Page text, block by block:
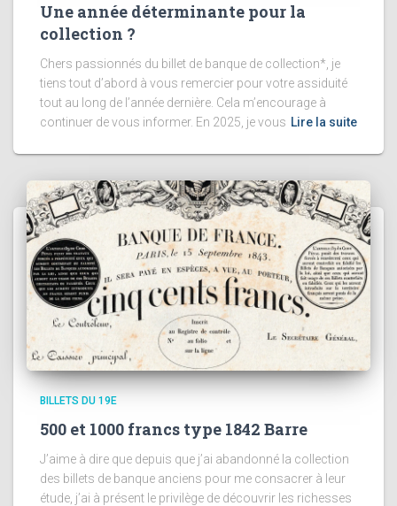
Une année déterminante pour la
collection ?
Chers passionnés du billet de banque de collection*, je
tiens tout d’abord à vous remercier pour votre assiduité
tout au long de l’année dernière. Cela m’encourage à
continuer de vous informer. En 2025, je vous Lire la suite
BILLETS DU 19E
500 et 1000 francs type 1842 Barre
J’aime à dire que depuis que j’ai abandonné la collection
des billets de banque anciens pour me consacrer à leur
étude, j’ai à présent le privilège de découvrir les richesses